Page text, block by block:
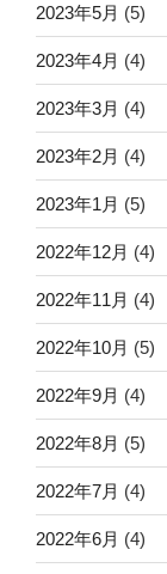
2023年5月 (5)
2023年4月 (4)
2023年3月 (4)
2023年2月 (4)
2023年1月 (5)
2022年12月 (4)
2022年11月 (4)
2022年10月 (5)
2022年9月 (4)
2022年8月 (5)
2022年7月 (4)
2022年6月 (4)